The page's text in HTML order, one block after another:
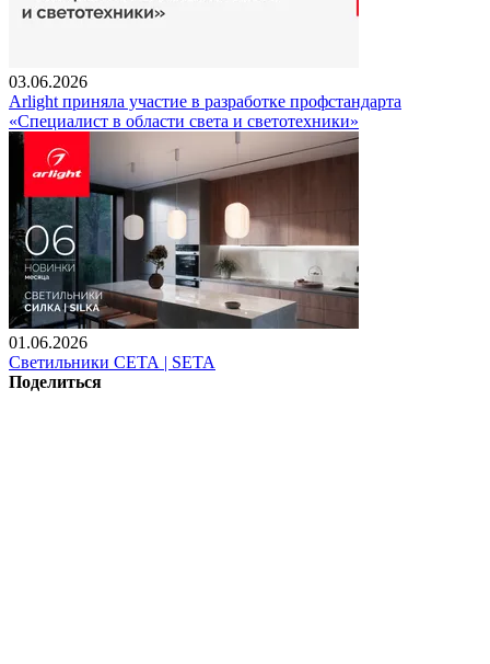
03.06.2026
Arlight приняла участие в разработке профстандарта
«Специалист в области света и светотехники»
01.06.2026
Светильники СЕТА | SETA
Поделиться